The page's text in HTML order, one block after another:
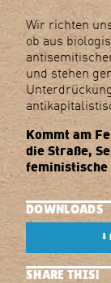
Wir richten
ob aus
und stehen
Kommt am
die Straße,
DOWNLOADS
⬇
SHARE THIS!